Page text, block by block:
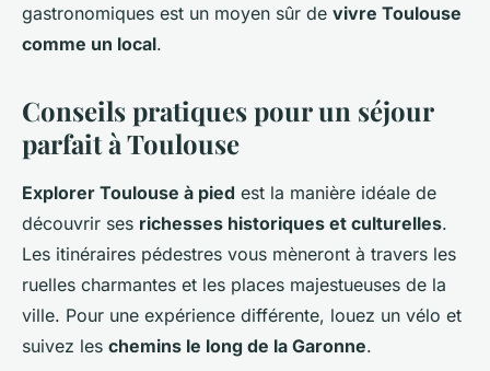
gastronomiques est un moyen sûr de vivre Toulouse
comme un local.
Conseils pratiques pour un séjour
parfait à Toulouse
Explorer Toulouse à pied est la manière idéale de
découvrir ses richesses historiques et culturelles.
Les itinéraires pédestres vous mèneront à travers les
ruelles charmantes et les places majestueuses de la
ville. Pour une expérience différente, louez un vélo et
suivez les chemins le long de la Garonne.